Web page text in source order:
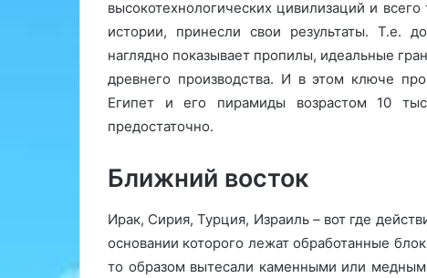
высокотехнологических цивилизаций и
истории, принесли свои результаты. Т.е.
наглядно показывает пропилы, идеальные
древнего производства. И в этом ключе
Египет и его пирамиды возрастом 10
предостаточно.
Ближний восток
Ирак, Сирия, Турция, Израиль – вот где
основании которого лежат обработанные
то образом вытесали каменными или